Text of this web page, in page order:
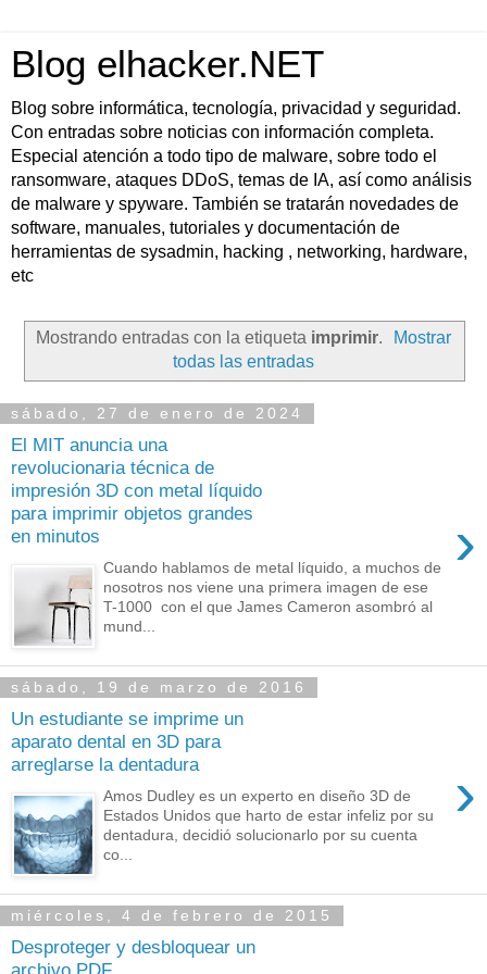
Blog elhacker.NET
Blog sobre informática, tecnología, privacidad y seguridad.
Con entradas sobre noticias con información completa.
Especial atención a todo tipo de malware, sobre todo el
ransomware, ataques DDoS, temas de IA, así como análisis
de malware y spyware. También se tratarán novedades de
software, manuales, tutoriales y documentación de
herramientas de sysadmin, hacking , networking, hardware,
etc
Mostrando entradas con la etiqueta imprimir.
Mostrar
todas las entradas
sábado, 27 de enero de 2024
El MIT anuncia una
revolucionaria técnica de
impresión 3D con metal líquido
para imprimir objetos grandes
en minutos
›
Cuando hablamos de metal líquido, a muchos de
nosotros nos viene una primera imagen de ese
T-1000 con el que James Cameron asombró al
mund...
sábado, 19 de marzo de 2016
Un estudiante se imprime un
aparato dental en 3D para
arreglarse la dentadura
›
Amos Dudley es un experto en diseño 3D de
Estados Unidos que harto de estar infeliz por su
dentadura, decidió solucionarlo por su cuenta
co...
miércoles, 4 de febrero de 2015
Desproteger y desbloquear un